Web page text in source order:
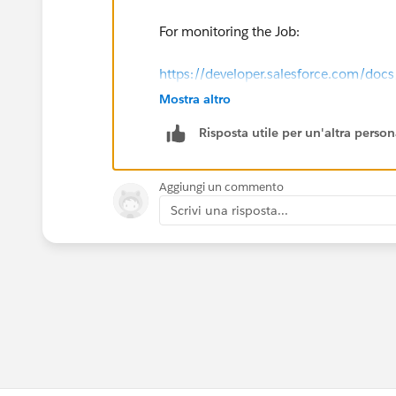
For monitoring the Job:
https://developer.salesforce.com/
us.api_asynch.meta/api_asynch/
For getting batch result
https://developer.salesforce.com/docs/
us.api_asynch.meta/api_asynch/
Mostra altro
Risposta utile per un'altra
Aggiungi un commento
Scrivi una risposta...